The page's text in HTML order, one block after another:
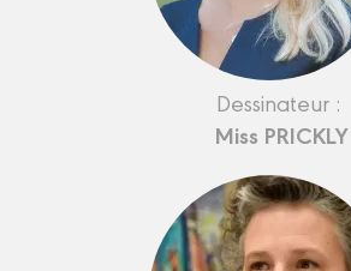
Dessinateur :
Miss PRICKLY